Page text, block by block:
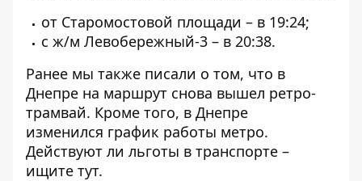
от Старомостовой площади – в 19:24;
с ж/м Левобережный-3 – в 20:38.
Ранее мы также писали о том, что в
Днепре на маршрут снова вышел ретро-
трамвай. Кроме того, в Днепре
изменился график работы метро.
Действуют ли льготы в транспорте –
ищите тут.